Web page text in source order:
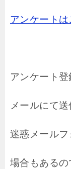
アンケート
アンケート登
メールにて
迷惑メール
場合もあるの